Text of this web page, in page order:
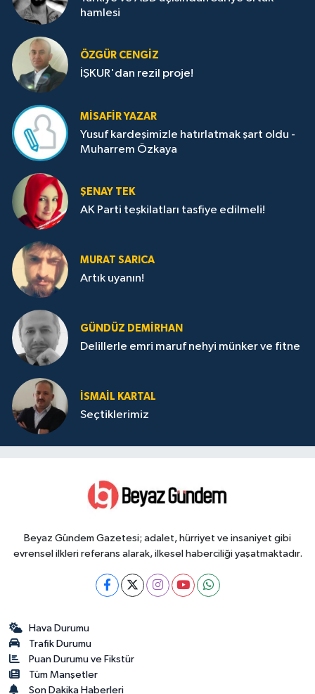
hamlesi
ÖZGÜR CENGIZ
İŞKUR'dan rezil proje!
MISAFIR YAZAR
Yusuf kardeşimizle hatırlatmak şart oldu -
Muharrem Özkaya
ŞENAY TEK
AK Parti teşkilatları tasfiye edilmeli!
MURAT SARICA
Artık uyanın!
GÜNDÜZ DEMIRHAN
Delillerle emri maruf nehyi münker ve fitne
İSMAIL KARTAL
Seçtiklerimiz
Beyaz Gündem Gazetesi; adalet, hürriyet ve insaniyet gibi
evrensel ilkleri referans alarak, ilkesel haberciliği yaşatmaktadır.
Hava Durumu
Trafik Durumu
Puan Durumu ve Fikstür
Tüm Manşetler
Son Dakika Haberleri